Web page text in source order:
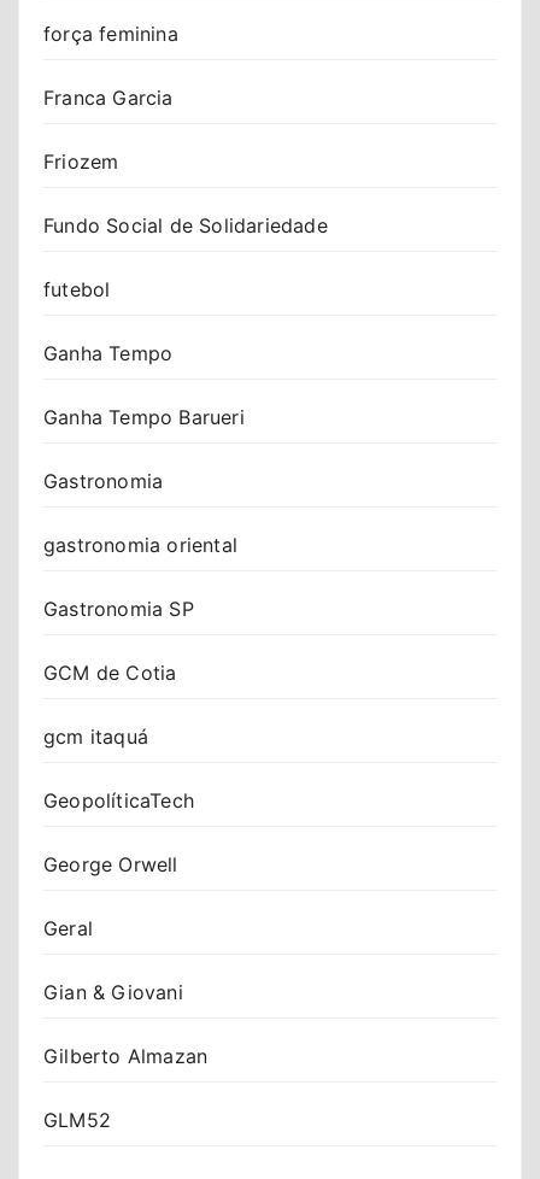
força feminina
Franca Garcia
Friozem
Fundo Social de Solidariedade
futebol
Ganha Tempo
Ganha Tempo Barueri
Gastronomia
gastronomia oriental
Gastronomia SP
GCM de Cotia
gcm itaquá
GeopolíticaTech
George Orwell
Geral
Gian & Giovani
Gilberto Almazan
GLM52